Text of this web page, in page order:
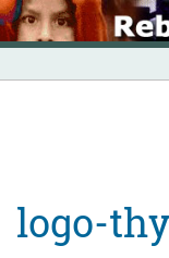
Skip
to
content
INICIO
logo-